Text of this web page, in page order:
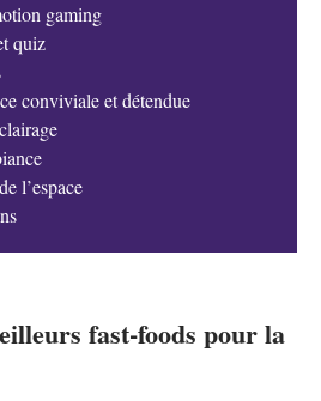
gaming
quiz
conviviale et détendue
l’espace
fast-foods pour la